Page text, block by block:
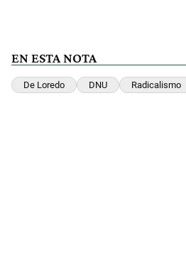
EN ESTA NOTA
De Loredo DNU Radicalismo